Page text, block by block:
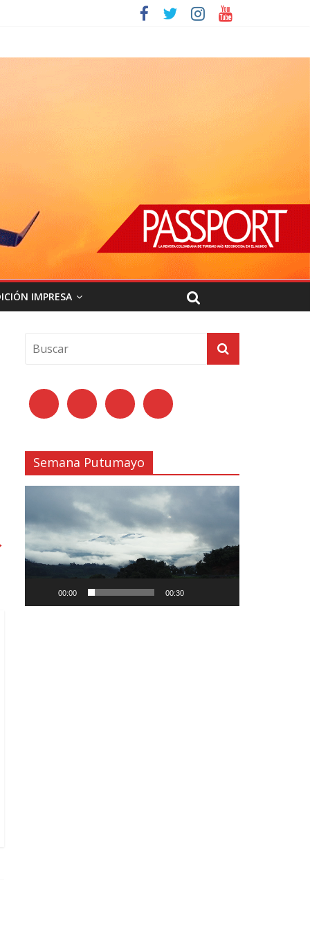
IMPRESA
Semana Putumayo
vídeo
00:00 00:30